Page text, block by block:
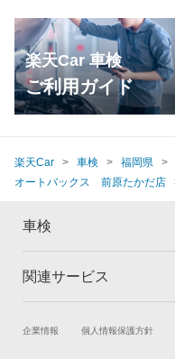
楽天Car 車検
ご利用ガイド
楽天Car 車検 福岡県
オートバックス 前原たかだ店
車検
トップ
車検の基礎知識
関連サービス
試乗・商談
企業情報 個人情報保護方針